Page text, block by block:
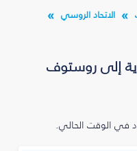
الاتحاد الروسي
إلى روستوف
في الوقت الحالي.